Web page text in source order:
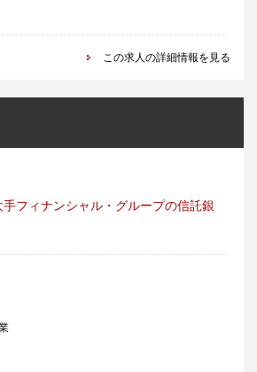
この求人の詳細情報を見る
フィナンシャル・グループの信託銀